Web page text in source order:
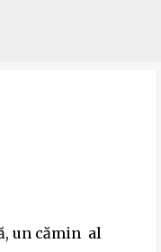
un cămin al